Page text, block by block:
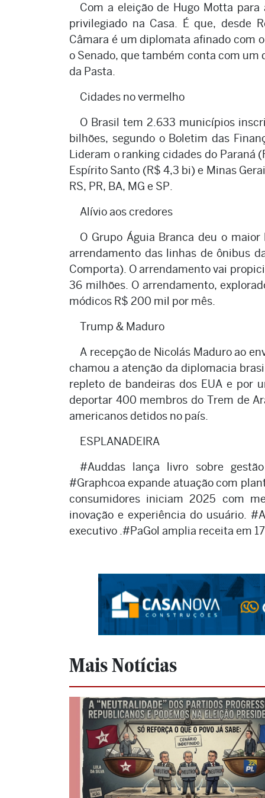
Com a eleição de Hugo Motta
privilegiado na Casa. É que, desde
Câmara é um diplomata afinado com
o Senado, que também conta com
da Pasta.
Cidades no vermelho
O Brasil tem 2.633 municípios
bilhões, segundo o Boletim das
Lideram o ranking cidades do Paraná
Espírito Santo (R$ 4,3 bi) e Minas
RS, PR, BA, MG e SP.
Alívio aos credores
O Grupo Águia Branca deu o
arrendamento das linhas de ônibus
Comporta). O arrendamento vai
36 milhões. O arrendamento,
módicos R$ 200 mil por mês.
Trump & Maduro
A recepção de Nicolás Maduro ao
chamou a atenção da diplomacia
repleto de bandeiras dos EUA e por
deportar 400 membros do Trem de
americanos detidos no país.
ESPLANADEIRA
#Auddas lança livro sobre
#Graphcoa expande atuação com
consumidores iniciam 2025 com
inovação e experiência do usuário.
executivo .#PaGol amplia receita em
Mais Notícias